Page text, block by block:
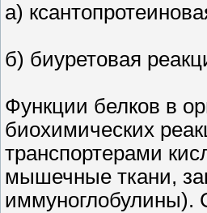
а)
б) биуретовая
Функции белков в
биохимических
транспортерами
мышечные ткани,
иммуноглобулины).